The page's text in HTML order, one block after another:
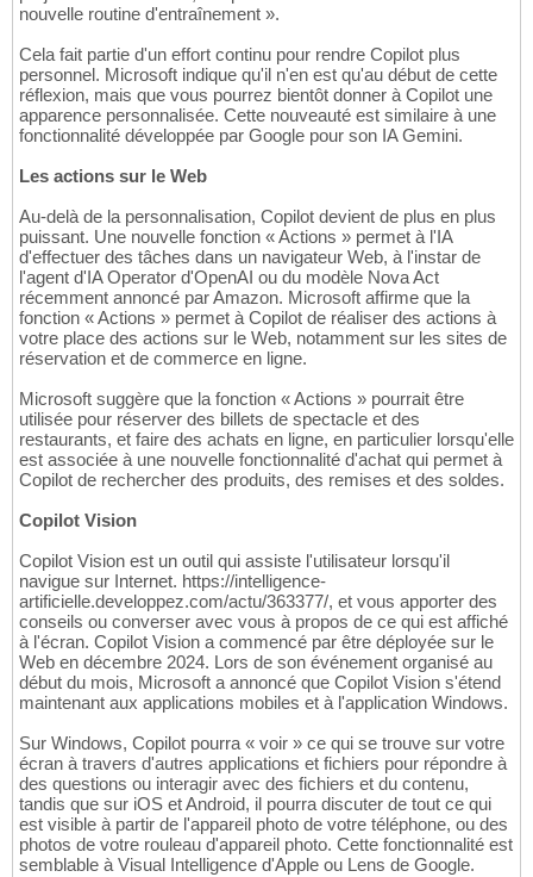
nouvelle routine d'entraînement ».
Cela fait partie d'un effort continu pour rendre Copilot plus
personnel. Microsoft indique qu'il n'en est qu'au début de cette
réflexion, mais que vous pourrez bientôt donner à Copilot une
apparence personnalisée. Cette nouveauté est similaire à une
fonctionnalité développée par Google pour son IA Gemini.
Les actions sur le Web
Au-delà de la personnalisation, Copilot devient de plus en plus
puissant. Une nouvelle fonction « Actions » permet à l'IA
d'effectuer des tâches dans un navigateur Web, à l'instar de
l'agent d'IA Operator d'OpenAI ou du modèle Nova Act
récemment annoncé par Amazon. Microsoft affirme que la
fonction « Actions » permet à Copilot de réaliser des actions à
votre place des actions sur le Web, notamment sur les sites de
réservation et de commerce en ligne.
Microsoft suggère que la fonction « Actions » pourrait être
utilisée pour réserver des billets de spectacle et des
restaurants, et faire des achats en ligne, en particulier lorsqu'elle
est associée à une nouvelle fonctionnalité d'achat qui permet à
Copilot de rechercher des produits, des remises et des soldes.
Copilot Vision
Copilot Vision est un outil qui assiste l'utilisateur lorsqu'il
navigue sur Internet. https://intelligence-
artificielle.developpez.com/actu/363377/, et vous apporter des
conseils ou converser avec vous à propos de ce qui est affiché
à l'écran. Copilot Vision a commencé par être déployée sur le
Web en décembre 2024. Lors de son événement organisé au
début du mois, Microsoft a annoncé que Copilot Vision s'étend
maintenant aux applications mobiles et à l'application Windows.
Sur Windows, Copilot pourra « voir » ce qui se trouve sur votre
écran à travers d'autres applications et fichiers pour répondre à
des questions ou interagir avec des fichiers et du contenu,
tandis que sur iOS et Android, il pourra discuter de tout ce qui
est visible à partir de l'appareil photo de votre téléphone, ou des
photos de votre rouleau d'appareil photo. Cette fonctionnalité est
semblable à Visual Intelligence d'Apple ou Lens de Google.